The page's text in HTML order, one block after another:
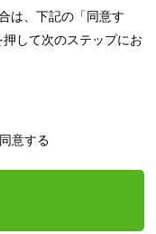
は、下記の「同意す
して次のステップにお
意する